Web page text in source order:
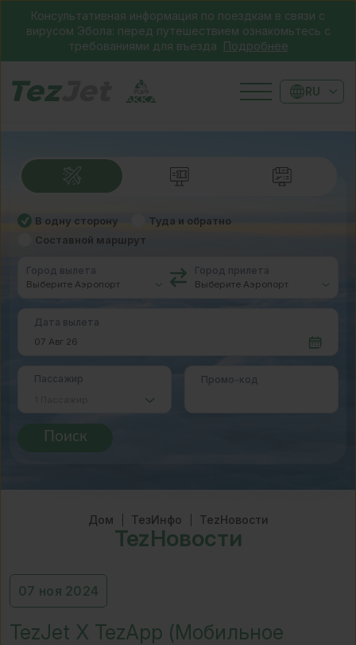
Консультативная информация по поездкам в связи с
вирусом Эбола: перед путешествием ознакомьтесь с
требованиями для въезда Подробнее
RU
В одну сторону
Туда и обратно
Составной маршрут
Город вылета Город прилета
Дата вылета
Пассажир Промо-код
Поиск
Дом ТезИнфо TezНовости
TezНовости
07 ноя 2024
TezJet X TezApp (Мобильное